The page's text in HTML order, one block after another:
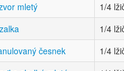
mletý
1/4
1/4
česnek
1/4